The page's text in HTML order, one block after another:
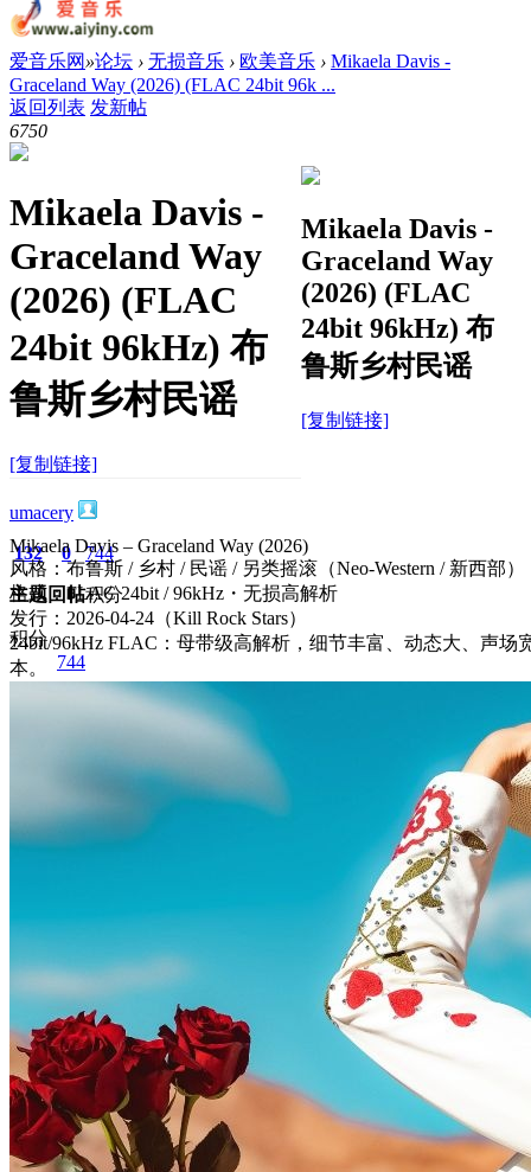
爱音乐网 »论坛 › 无损音乐 › 欧美音乐 › Mikaela Davis -
Graceland Way (2026) (FLAC 24bit 96k ...
返回列表 发新帖
6750
Mikaela Davis -
Graceland Way
(2026) (FLAC
24bit 96kHz) 布
鲁斯乡村民谣
[复制链接]
Mikaela Davis -
Graceland Way
(2026) (FLAC
24bit 96kHz) 布
鲁斯乡村民谣
[复制链接]
umacery
132
主题
0
回帖
744
积分
积分
744
2026-4-27 11:55:49 / 显示全部楼层
Mikaela Davis – Graceland Way (2026)
风格：布鲁斯 / 乡村 / 民谣 / 另类摇滚（Neo-Western / 新西部）
格式：FLAC 24bit / 96kHz・无损高解析
发行：2026-04-24（Kill Rock Stars）
24bit/96kHz FLAC：母带级高解析，细节丰富、动态大、声
本。